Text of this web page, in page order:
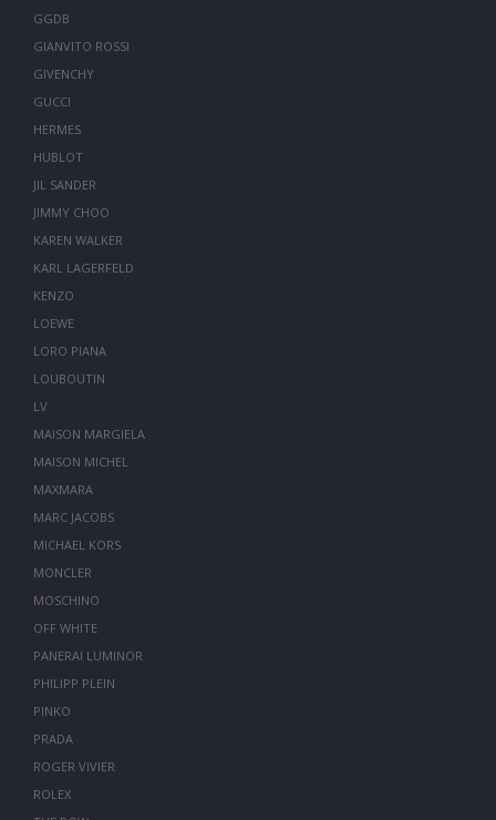
GGDB
GIANVITO ROSSI
GIVENCHY
GUCCI
HERMES
HUBLOT
JIL SANDER
JIMMY CHOO
KAREN WALKER
KARL LAGERFELD
KENZO
LOEWE
LORO PIANA
LOUBOUTIN
LV
MAISON MARGIELA
MAISON MICHEL
MAXMARA
MARC JACOBS
MICHAEL KORS
MONCLER
MOSCHINO
OFF WHITE
PANERAI LUMINOR
PHILIPP PLEIN
PINKO
PRADA
ROGER VIVIER
ROLEX